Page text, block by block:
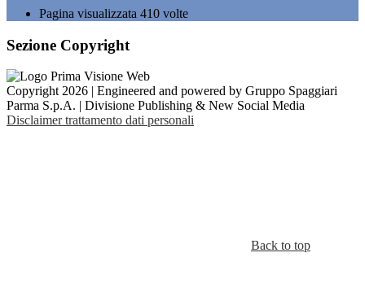
Pagina visualizzata 410 volte
Sezione Copyright
Copyright 2026 | Engineered and powered by Gruppo Spaggiari
Parma S.p.A. | Divisione Publishing & New Social Media
Disclaimer trattamento dati personali
Back to top